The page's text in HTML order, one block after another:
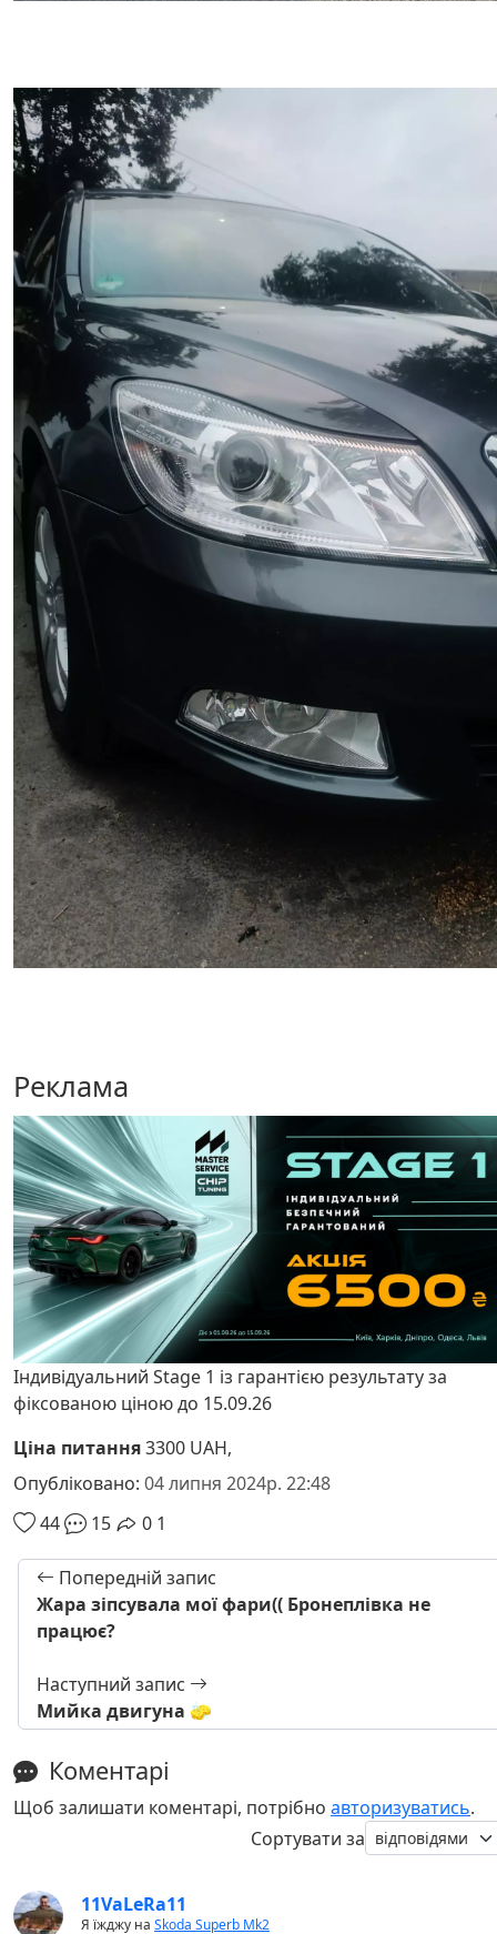
Реклама
Індивідуальний Stage 1 із гарантією результату за
фіксованою ціною до 15.09.26
Ціна питання3300 UAH,
Опубліковано: 04 липня 2024р. 22:48
44
15 0 1
Попередній запис
Жара зіпсувала мої фари(( Бронеплівка не
працює?
Наступний запис
Мийка двигуна 🧽
Коментарі
Щоб залишати коментарі, потрібно авторизуватись.
Сортувати за
11VaLeRa11
Я їжджу на Skoda Superb Mk2